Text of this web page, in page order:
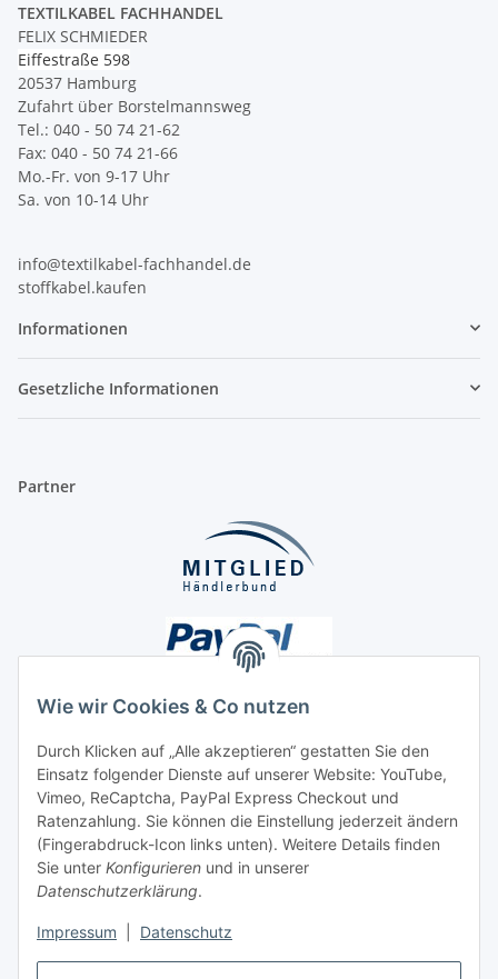
Wie wir Cookies & Co nutzen
Durch Klicken auf „Alle akzeptieren“ gestatten Sie den
Einsatz folgender Dienste auf unserer Website: YouTube,
Vimeo, ReCaptcha, PayPal Express Checkout und
Ratenzahlung. Sie können die Einstellung jederzeit ändern
(Fingerabdruck-Icon links unten). Weitere Details finden
Sie unter Konfigurieren und in unserer
Datenschutzerklärung.
Impressum Datenschutz
TEXTILKABEL FACHHANDEL
FELIX SCHMIEDER
Eiffestraße 598
20537 Hamburg
Zufahrt über Borstelmannsweg
Tel.: 040 - 50 74 21-62
Fax: 040 - 50 74 21-66
Mo.-Fr. von 9-17 Uhr
Sa. von 10-14 Uhr
info@textilkabel-fachhandel.de
stoffkabel.kaufen
Informationen
Gesetzliche Informationen
Partner
Unsere Seiten
Social Media
Vertrag widerrufen